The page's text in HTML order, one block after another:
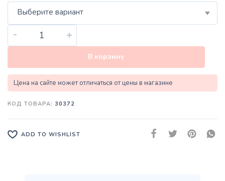
Выберите вариант
- +
В корзину
Цена на сайте может отличаться от цены в магазине
КОД ТОВАРА: 30372
ADD TO WISHLIST